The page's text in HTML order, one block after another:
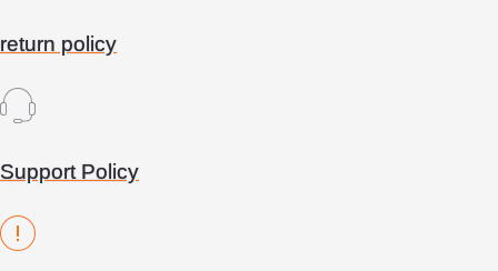
return policy
Support Policy